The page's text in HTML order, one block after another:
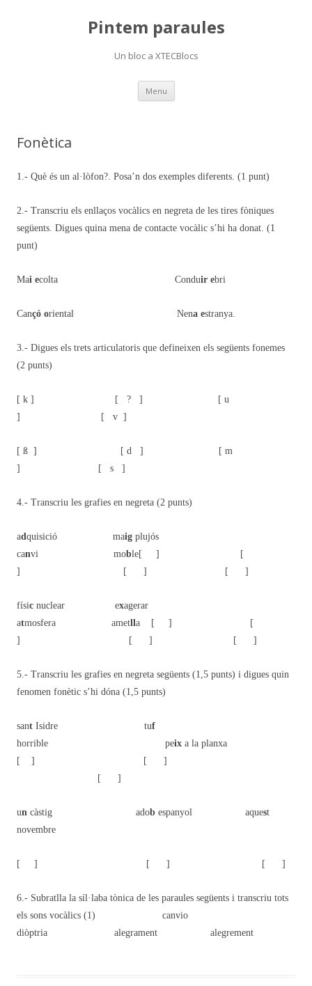
Pintem paraules
Un bloc a XTECBlocs
Menu Skip
content
Fonètica
1.- Què és un al·lòfon?. Posa’n dos exemples diferents. (1 punt)
2.- Transcriu els enllaços vocàlics en negreta de les tires fòniques
següents. Digues quina mena de contacte vocàlic s’hi ha donat. (1
punt)
Mai ecolta Conduir ebri
Cançó oriental Nena estranya.
3.- Digues els trets articulatoris que defineixen els següents fonemes
(2 punts)
[ k ] [ ? ] [ u
] [ v ]
[ ß ] [ d ] [ m
] [ s ]
4.- Transcriu les grafies en negreta (2 punts)
adquisició maig plujós
canvi moble[ ] [
] [ ] [ ]
físic nuclear exagerar
atmosfera ametlla [ ] [
] [ ] [ ]
5.- Transcriu les grafies en negreta següents (1,5 punts) i digues quin
fenomen fonètic s’hi dóna (1,5 punts)
sant Isidre tuf
horrible peix a la planxa
[ ] [ ]
[ ]
un càstig adob espanyol aquest
novembre
[ ] [ ] [ ]
6.- Subratlla la síl·laba tònica de les paraules següents i transcriu tots
els sons vocàlics (1)
canvio
diòptria alegrament alegrement